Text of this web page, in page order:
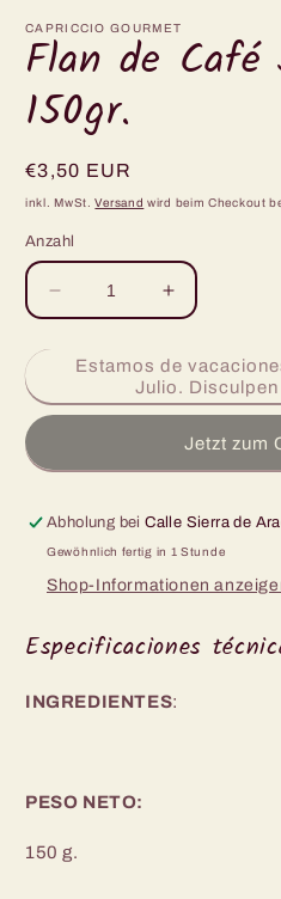
in
Modal
öffnen
CAPRICCIO GOURMET
Flan de Café
150gr.
Normaler
Preis
€3,50 EUR
inkl. MwSt.Versand wird beim Checkout
Anzahl
Verringere
die
für
Flan
SIN
150gr.
Erhöhe
die
für
Flan
Café
SIN
150gr.
Estamos de
Julio.
Jetzt zum
Abholung beiCalle Sierra de
Gewöhnlich fertig in 1 Stunde
Shop-Informationen
Especificaciones
INGREDIENTES:
PESO NETO:
150 g.